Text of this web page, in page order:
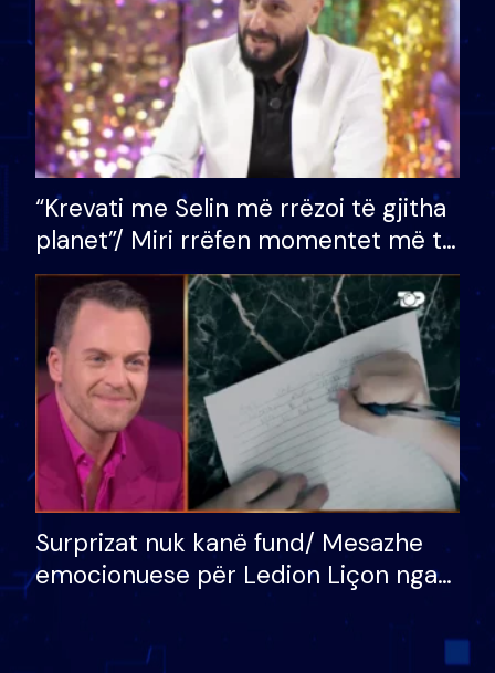
“Krevati me Selin më rrëzoi të gjitha
planet”/ Miri rrëfen momentet më të
bukura në shtëpinë e BB VIP: Do më
mungojë zilja e mëngjesit kur…
Surprizat nuk kanë fund/ Mesazhe
emocionuese për Ledion Liçon nga
nuk i mban dot lotët: Nuk meritoj…